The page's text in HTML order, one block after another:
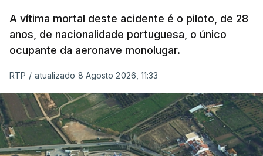
A vítima mortal deste acidente é o piloto, de 28
anos, de nacionalidade portuguesa, o único
ocupante da aeronave monolugar.
RTP / atualizado 8 Agosto 2026, 11:33